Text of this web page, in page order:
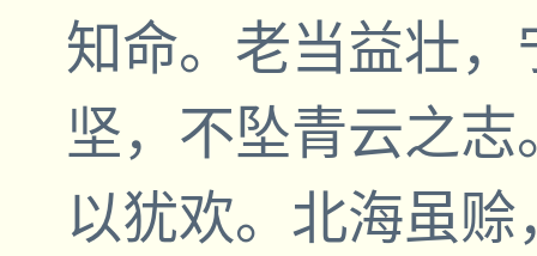
知命。老当益壮
坚，不坠青云之
以犹欢。北海虽